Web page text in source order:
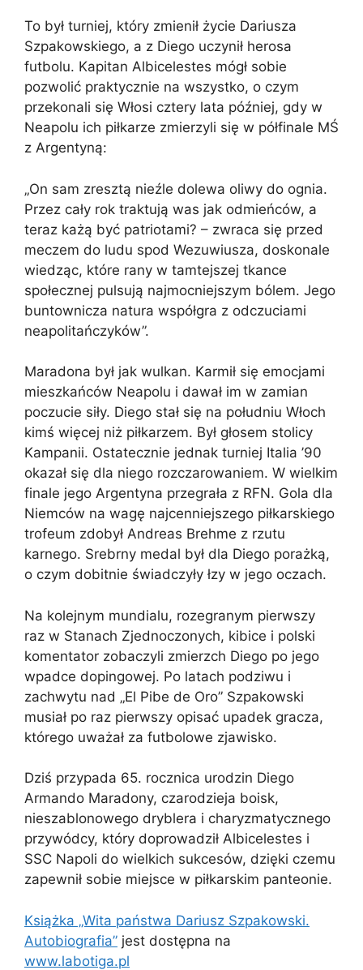
To był turniej, który zmienił życie Dariusza
Szpakowskiego, a z Diego uczynił herosa
futbolu. Kapitan Albicelestes mógł sobie
pozwolić praktycznie na wszystko, o czym
przekonali się Włosi cztery lata później, gdy w
Neapolu ich piłkarze zmierzyli się w półfinale MŚ
z Argentyną:
„On sam zresztą nieźle dolewa oliwy do ognia.
Przez cały rok traktują was jak odmieńców, a
teraz każą być patriotami? – zwraca się przed
meczem do ludu spod Wezuwiusza, doskonale
wiedząc, które rany w tamtejszej tkance
społecznej pulsują najmocniejszym bólem. Jego
buntownicza natura współgra z odczuciami
neapolitańczyków”.
Maradona był jak wulkan. Karmił się emocjami
mieszkańców Neapolu i dawał im w zamian
poczucie siły. Diego stał się na południu Włoch
kimś więcej niż piłkarzem. Był głosem stolicy
Kampanii. Ostatecznie jednak turniej Italia ’90
okazał się dla niego rozczarowaniem. W wielkim
finale jego Argentyna przegrała z RFN. Gola dla
Niemców na wagę najcenniejszego piłkarskiego
trofeum zdobył Andreas Brehme z rzutu
karnego. Srebrny medal był dla Diego porażką,
o czym dobitnie świadczyły łzy w jego oczach.
Na kolejnym mundialu, rozegranym pierwszy
raz w Stanach Zjednoczonych, kibice i polski
komentator zobaczyli zmierzch Diego po jego
wpadce dopingowej. Po latach podziwu i
zachwytu nad „El Pibe de Oro” Szpakowski
musiał po raz pierwszy opisać upadek gracza,
którego uważał za futbolowe zjawisko.
Dziś przypada 65. rocznica urodzin Diego
Armando Maradony, czarodzieja boisk,
nieszablonowego dryblera i charyzmatycznego
przywódcy, który doprowadził Albicelestes i
SSC Napoli do wielkich sukcesów, dzięki czemu
zapewnił sobie miejsce w piłkarskim panteonie.
Książka „Wita państwa Dariusz Szpakowski.
Autobiografia” jest dostępna na
www.labotiga.pl